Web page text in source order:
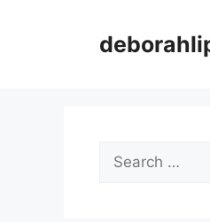
Search
for: